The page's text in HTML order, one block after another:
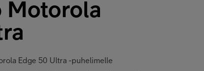
Motorola
Edge 50 Ultra -puhelimelle